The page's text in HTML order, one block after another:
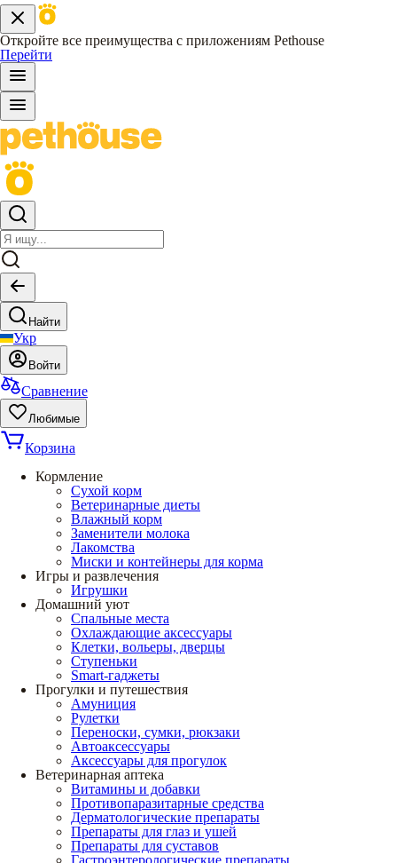
Откройте все преимущества с приложениям Pethouse
Перейти
Найти
Укр
Войти
Сравнение
Любимые
Корзина
Кормление
Сухой корм
Ветеринарные диеты
Влажный корм
Заменители молока
Лакомства
Миски и контейнеры для корма
Игры и развлечения
Игрушки
Домашний уют
Спальные места
Охлаждающие аксессуары
Клетки, вольеры, дверцы
Ступеньки
Smart-гаджеты
Прогулки и путешествия
Амуниция
Рулетки
Переноски, сумки, рюкзаки
Автоаксессуары
Аксессуары для прогулок
Ветеринарная аптека
Витамины и добавки
Противопаразитарные средства
Дерматологические препараты
Препараты для глаз и ушей
Препараты для суставов
Гастроэнтерологические препараты